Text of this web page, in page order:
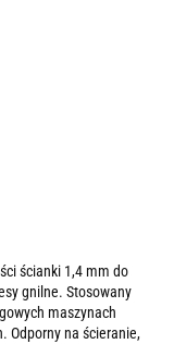
ścianki 1,4 mm do
gnilne. Stosowany
maszynach
Odporny na ścieranie,